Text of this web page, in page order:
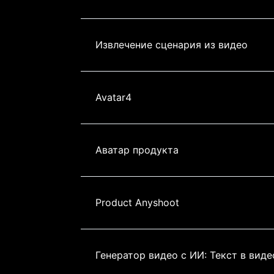
Извлечение сценария из видео
Avatar4
Аватар продукта
Product Anyshoot
Генератор видео с ИИ: Текст в